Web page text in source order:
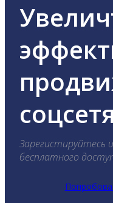
Зарегистируйтесь
бесплатного